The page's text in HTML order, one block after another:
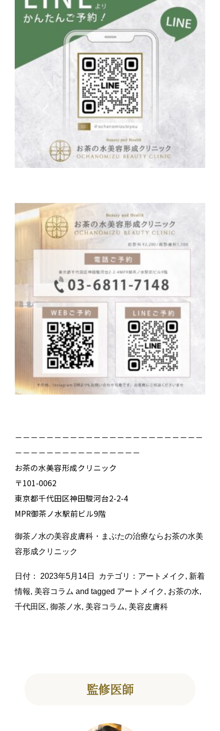
－－－－－－－－－－－－－－－－－－－－－－－－
－－－－－－－－－－－－－－－－
お茶の水美容形成クリニック
〒101-0062
東京都千代田区神田駿河台2-2-4
MPR御茶ノ水駅前ビル9階
御茶ノ水の美容皮膚科・まぶたの治療ならお茶の水美
容形成クリニック
日付： 2023年5月14日 カテゴリ： アートメイク, 新着
情報, 美容コラム and tagged アートメイク, お茶の水,
千代田区, 御茶ノ水, 美容コラム, 美容皮膚科
監修医師